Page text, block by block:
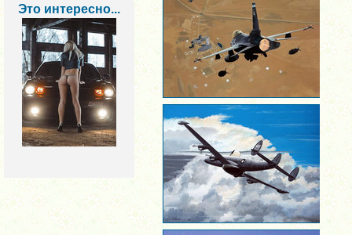
Это интересно...